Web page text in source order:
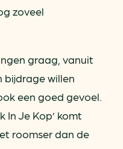
zoveel
graag, vanuit
bijdrage willen
een goed gevoel.
In Je Kop’ komt
roomser dan de